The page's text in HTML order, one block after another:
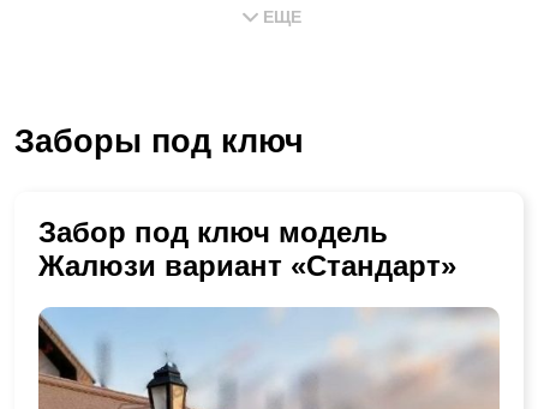
заборы купить
забор с установкой в московской области
ЕЩЕ
Заборы под ключ
Забор под ключ модель
Жалюзи вариант «Стандарт»